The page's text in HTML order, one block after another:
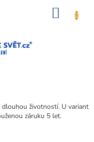
dlouhou životností. U variant
záruku 5 let.